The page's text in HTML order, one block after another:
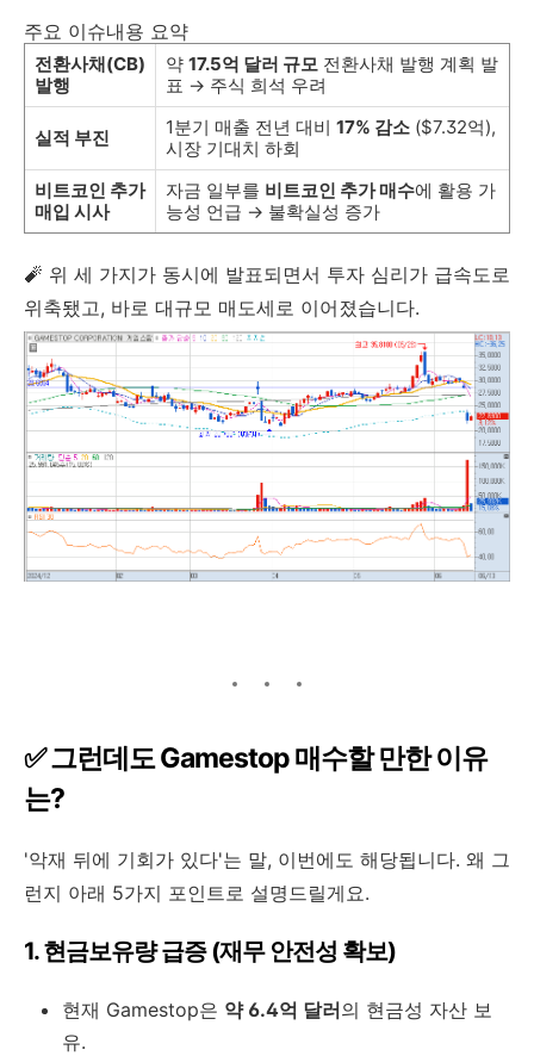
주요 이슈내용 요약
전환사채(CB)
발행
약 17.5억 달러 규모 전환사채 발행 계획 발
표 → 주식 희석 우려
실적 부진 1분기 매출 전년 대비 17% 감소 ($7.32억),
시장 기대치 하회
비트코인 추가
매입 시사
자금 일부를 비트코인 추가 매수에 활용 가
능성 언급 → 불확실성 증가
🧨 위 세 가지가 동시에 발표되면서 투자 심리가 급속도로
위축됐고, 바로 대규모 매도세로 이어졌습니다.
✅ 그런데도 Gamestop 매수할 만한 이유
는?
'악재 뒤에 기회가 있다'는 말, 이번에도 해당됩니다. 왜 그
런지 아래 5가지 포인트로 설명드릴게요.
1. 현금보유량 급증 (재무 안전성 확보)
현재 Gamestop은 약 6.4억 달러의 현금성 자산 보
유.